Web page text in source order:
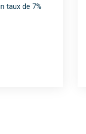
taux de 7%